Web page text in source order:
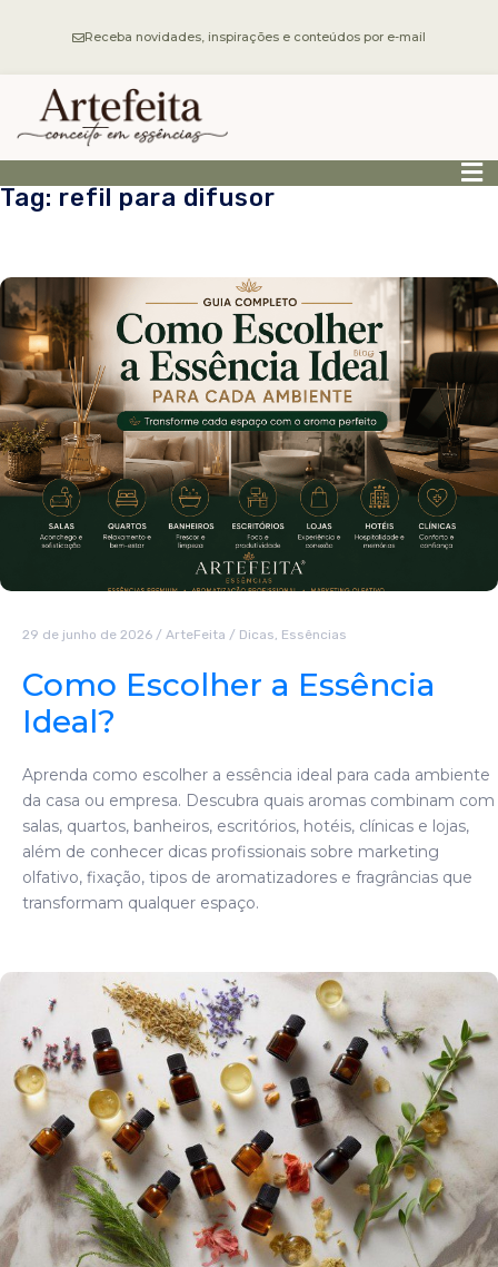
Receba novidades, inspirações e conteúdos por e-mail
Tag: refil para difusor
29 de junho de 2026 / ArteFeita / Dicas, Essências
Como Escolher a Essência
Ideal?
Aprenda como escolher a essência ideal para cada ambiente
da casa ou empresa. Descubra quais aromas combinam com
salas, quartos, banheiros, escritórios, hotéis, clínicas e lojas,
além de conhecer dicas profissionais sobre marketing
olfativo, fixação, tipos de aromatizadores e fragrâncias que
transformam qualquer espaço.